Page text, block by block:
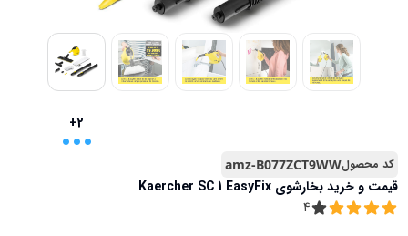
+2
...
کد محصولamz-B077ZCT9WW
قیمت و خریدبخارشوی Kaercher SC 1 EasyFix
4